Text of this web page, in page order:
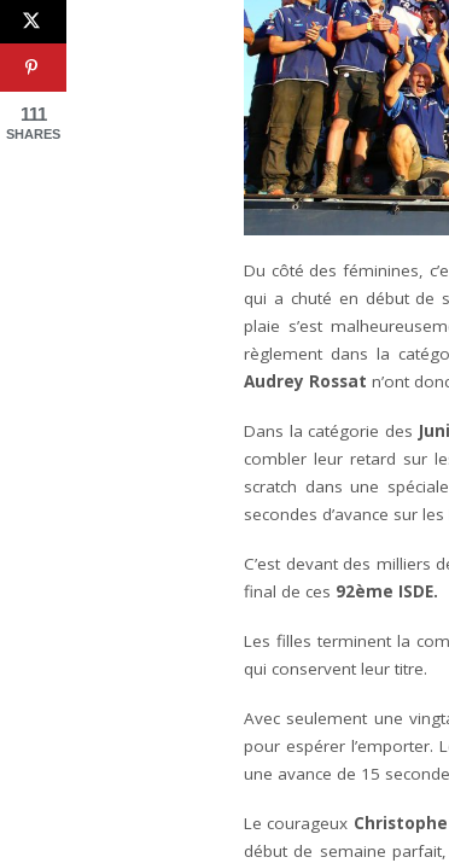
Du côté des féminines,
qui a chuté en début de
plaie s’est
règlement dans la
Audrey Rossat n’ont
Dans la catégorie des
combler leur retard sur
scratch dans une
secondes d’avance sur les
C’est devant des milliers
final de ces 92ème ISDE.
Les filles terminent la
qui conservent leur titre.
Avec seulement une
pour espérer l’emporter.
une avance de 15
Le courageux
début de semaine
111
SHARES